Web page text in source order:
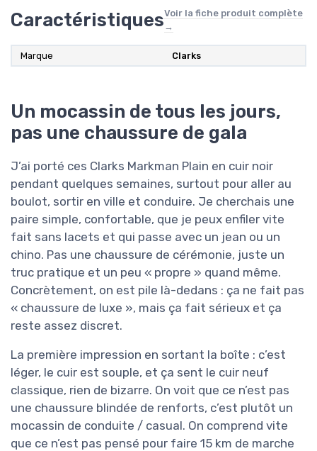
CaractéristiquesVoir la fiche produit complète
→
Marque Clarks
Un mocassin de tous les jours,
pas une chaussure de gala
J’ai porté ces Clarks Markman Plain en cuir noir
pendant quelques semaines, surtout pour aller au
boulot, sortir en ville et conduire. Je cherchais une
paire simple, confortable, que je peux enfiler vite
fait sans lacets et qui passe avec un jean ou un
chino. Pas une chaussure de cérémonie, juste un
truc pratique et un peu « propre » quand même.
Concrètement, on est pile là-dedans : ça ne fait pas
« chaussure de luxe », mais ça fait sérieux et ça
reste assez discret.
La première impression en sortant la boîte : c’est
léger, le cuir est souple, et ça sent le cuir neuf
classique, rien de bizarre. On voit que ce n’est pas
une chaussure blindée de renforts, c’est plutôt un
mocassin de conduite / casual. On comprend vite
que ce n’est pas pensé pour faire 15 km de marche